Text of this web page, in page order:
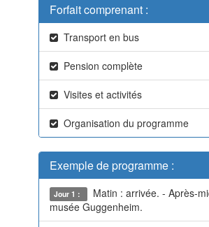
Forfait comprenant :
Transport en bus
Pension complète
Visites et activités
Organisation du programme
Exemple de programme :
Jour 1 :
Matin : arrivée. - Après-
musée Guggenheim.